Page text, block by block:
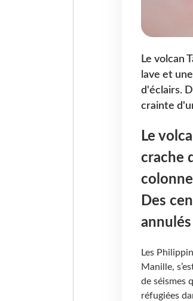
Le volcan
lave et
d'éclairs.
crainte
Le
crache
Des
Les
Manille,
de séismes
réfugiées